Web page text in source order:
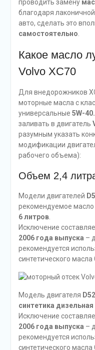
проводить замену
благодаря
авто, сделать это
самостоятельно.
Какое масло
Volvo XC70
Для внедорожников
моторные масла с
универсальные 5W-40.
заливать в двигатель
разумным указать
модификации
рабочего объема):
Объем 2,4
Модели двигателей
рекомендуемое масло
6 литров.
Исключение
2006 года выпуска –
рекомендуется
синтетического масла
Модель двигателя
синтетика дизельная
Исключение
2006 года выпуска –
рекомендуется
синтетического масла